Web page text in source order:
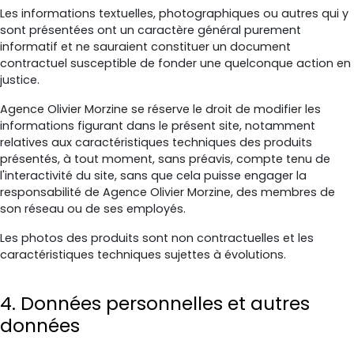
Les informations textuelles, photographiques ou autres qui y
sont présentées ont un caractère général purement
informatif et ne sauraient constituer un document
contractuel susceptible de fonder une quelconque action en
justice.
Agence Olivier Morzine se réserve le droit de modifier les
informations figurant dans le présent site, notamment
relatives aux caractéristiques techniques des produits
présentés, à tout moment, sans préavis, compte tenu de
l'interactivité du site, sans que cela puisse engager la
responsabilité de Agence Olivier Morzine, des membres de
son réseau ou de ses employés.
Les photos des produits sont non contractuelles et les
caractéristiques techniques sujettes à évolutions.
4. Données personnelles et autres
données